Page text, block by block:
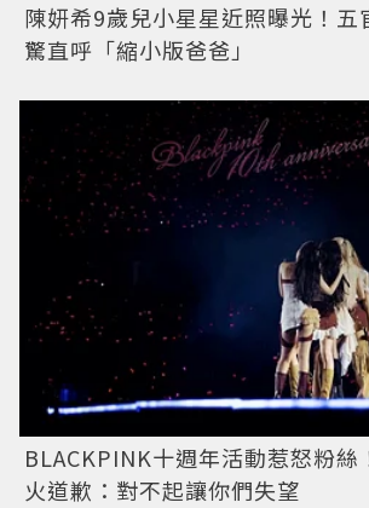
陳妍希9歲兒小星星近照曝光！五
驚直呼「縮小版爸爸」
BLACKPINK十週年活動惹怒粉
火道歉：對不起讓你們失望